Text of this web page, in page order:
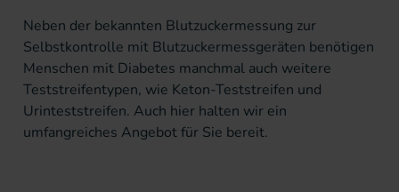
Neben der bekannten Blutzuckermessung zur
Selbstkontrolle mit Blutzuckermessgeräten benötigen
Menschen mit Diabetes manchmal auch weitere
Teststreifentypen, wie Keton-Teststreifen und
Urinteststreifen. Auch hier halten wir ein
umfangreiches Angebot für Sie bereit.